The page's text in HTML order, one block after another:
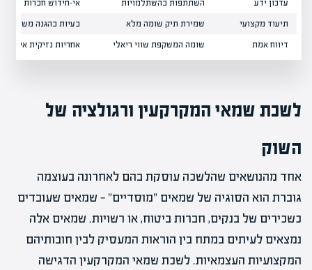
עדכון ידע השתתפות בהשתלמויות אי-חידוש חברות
תיעוד מקצועי שמירת תיק שומה מלא בעיות בהגנה משפטית
דיווח אמת שומה המשקפת שווי ריאלי אחריות נזיקית אישית
לשכת שמאי המקרקעין ורגולציה של
השוק
אחד מהנושאים שהלשכה עוסקת בהם לאחרונה בעוצמה
גוברת הוא הסוגיה של שמאים "מוסדיים" — שמאים שעובדים
כשכירים של בנקים, חברות ביטוח, או רשויות. שמאים אלה
נמצאים לעיתים במתח בין הוראות המעסיק לבין חובותיהם
המקצועיות העצמאיות. לשכת שמאי המקרקעין הדגישה